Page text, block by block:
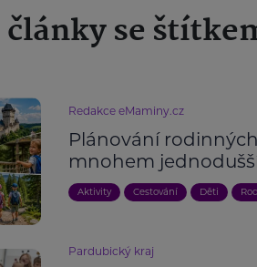
se
Redakce eMaminy.cz
Plánování
mnohem
Aktivity Cestování Děti
Pardubický kraj